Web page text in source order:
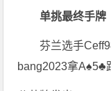
单挑最终手牌
芬兰选手
bang2023拿A♠5♣